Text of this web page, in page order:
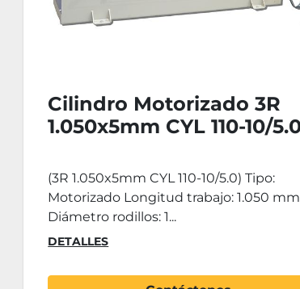
Cilindro Hidráulico 4R
2.600x10mm CY4R-HHS
(4R 2.600x10mm CY4R-HHS 230-25-10)
Longitud de trabajo: 2.600mm Espesor
máximo: - Pre-curv...
DETALLES